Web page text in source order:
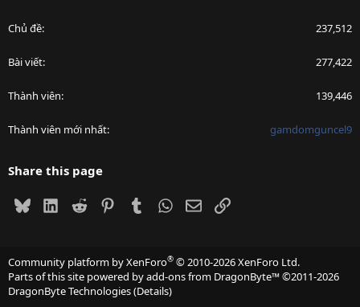
Chủ đề 237,512
Bài viết 277,422
Thành viên 139,446
Thành viên mới nhất gamdomguncel9
Share this page
BlueskyLinkedIn
Reddit PinterestTumblrWhatsApp
EmailLink
Community platform by XenForo® © 2010-2026 XenForo Ltd.
Parts of this site powered byadd-ons from DragonByte™©2011-2026
DragonByte Technologies(Details)